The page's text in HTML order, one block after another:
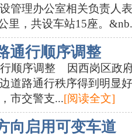
管理办公室相关负责人
里，共设车站15座。
通行顺序调整
顺序调整 因西岗区政
道路通行秩序得到明显
市交警支...[阅读全文]
向启用可变车道